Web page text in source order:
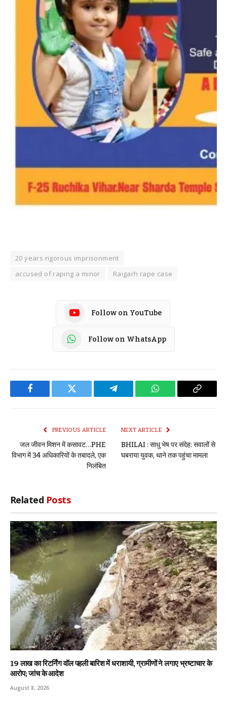
20 years rigorous imprisonment
accused of raping a minor
Raigarh rape case
Follow on YouTube
Follow on WhatsApp
Facebook Twitter Telegram WhatsApp Copy
PREVIOUS ARTICLE
जल जीवन मिशन में कसावट…PHE
विभाग में 34 अधिकारियों के तबादले, एक
निलंबित
NEXT ARTICLE
BHILAI : साधु भेष पर संदेह: सवालों से
घबराया युवक, थाने तक पहुंचा मामला
Related Posts
19 लाख का रिटर्निंग वॉल पहली बारिश में धराशायी, ग्रामीणों ने लगाए भ्रष्टाचार के
आरोप; जांच के आदेश
August 8, 2026